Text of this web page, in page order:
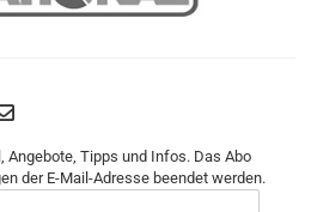
Angebote, Tipps und Infos. Das Abo
der E-Mail-Adresse beendet werden.